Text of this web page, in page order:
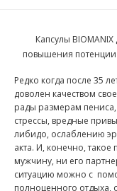
Капсулы
повышения
Редко когда после 35
доволен качеством
рады размерам
стрессы, вредные
либидо, ослаблению
акта. И, конечно,
мужчину, ни его
ситуацию можно с
полноценного отдыха,